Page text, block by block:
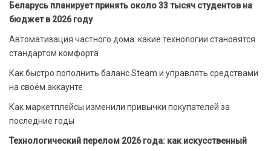
Беларусь планирует принять около 33 тысяч студентов на
бюджет в 2026 году
Автоматизация частного дома: какие технологии становятся
стандартом комфорта
Как быстро пополнить баланс Steam и управлять средствами
на своём аккаунте
Как маркетплейсы изменили привычки покупателей за
последние годы
Технологический перелом 2026 года: как искусственный